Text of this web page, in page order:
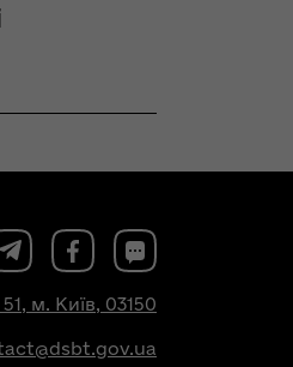
м. Київ, 03150